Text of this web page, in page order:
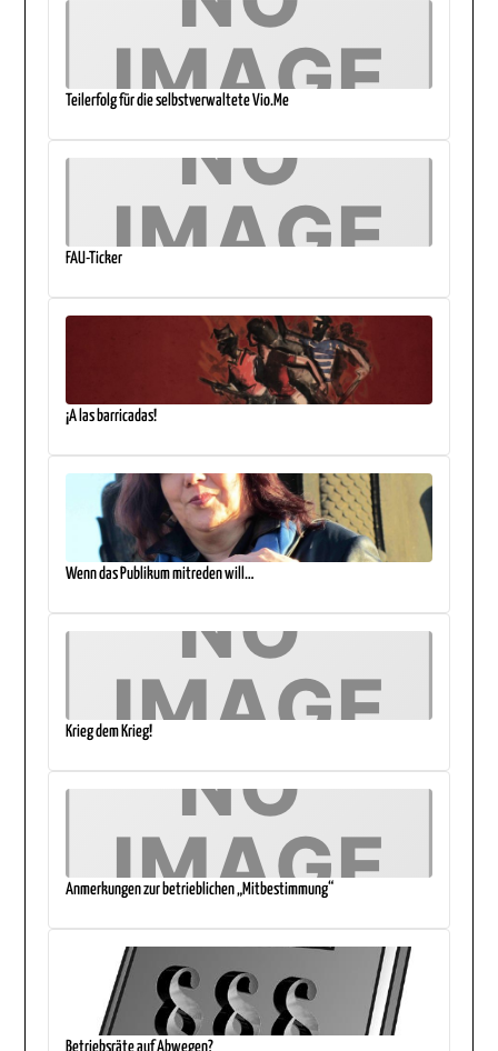
Teilerfolg für die selbstverwaltete Vio.Me
FAU-Ticker
¡A las barricadas!
Wenn das Publikum mitreden will…
Krieg dem Krieg!
Anmerkungen zur betrieblichen „Mitbestimmung“
Betriebsräte auf Abwegen?